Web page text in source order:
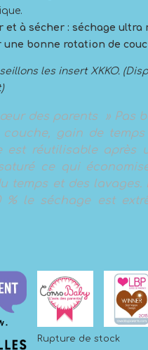
et à sécher : séchage ultra
une bonne rotation de
les insert XKKO.
des parents » Pas
gain de temps
est réutilisable après
ce qui
temps et des lavages.
% le séchage est
Rupture de stock